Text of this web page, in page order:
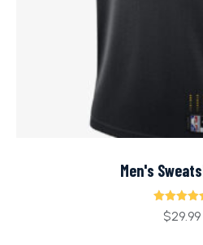
Men's
Ocjenjeno
5.00
$29.99